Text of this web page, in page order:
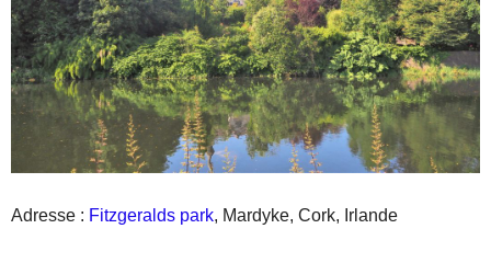
Adresse : Fitzgeralds park, Mardyke, Cork, Irlande